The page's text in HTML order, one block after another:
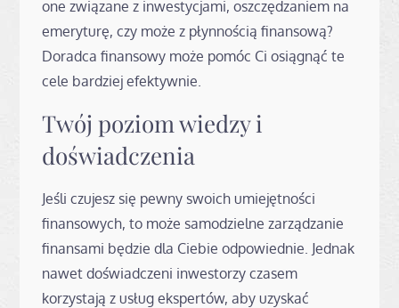
one związane z inwestycjami, oszczędzaniem na
emeryturę, czy może z płynnością finansową?
Doradca finansowy może pomóc Ci osiągnąć te
cele bardziej efektywnie.
Twój poziom wiedzy i
doświadczenia
Jeśli czujesz się pewny swoich umiejętności
finansowych, to może samodzielne zarządzanie
finansami będzie dla Ciebie odpowiednie. Jednak
nawet doświadczeni inwestorzy czasem
korzystają z usług ekspertów, aby uzyskać